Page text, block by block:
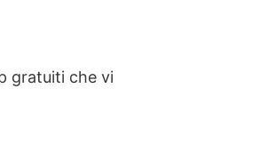
gratuiti che vi